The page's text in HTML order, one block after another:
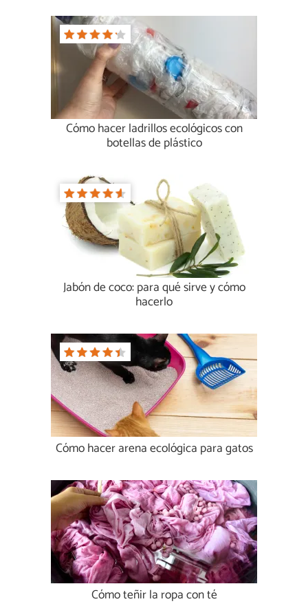
Cómo hacer ladrillos ecológicos con
botellas de plástico
Jabón de coco: para qué sirve y cómo
hacerlo
Cómo hacer arena ecológica para gatos
Cómo teñir la ropa con té